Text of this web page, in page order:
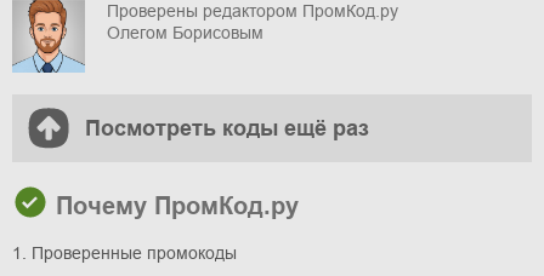
Проверены редактором ПромКод.ру
Олегом Борисовым
Посмотреть коды ещё раз
Почему ПромКод.ру
1. Проверенные промокоды